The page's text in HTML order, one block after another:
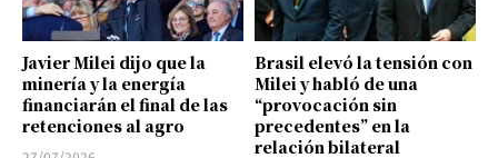
Javier Milei dijo que la
minería y la energía
financiarán el final de las
retenciones al agro
Brasil elevó la tensión con
Milei y habló de una
“provocación sin
precedentes” en la
relación bilateral